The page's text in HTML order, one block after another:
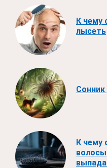
К чему
лысеть
Сонник
К чему
волосы